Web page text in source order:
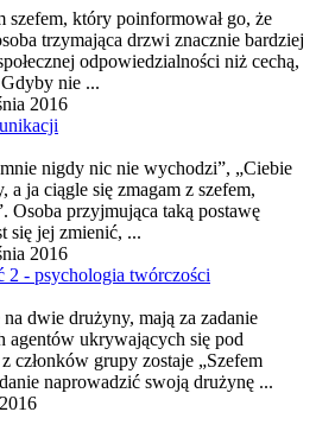
szefem, który poinformował go, że
trzymająca drzwi znacznie bardziej
odpowiedzialności niż cechą,
nie ...
2016
nigdy nic nie wychodzi”, „Ciebie
a ja ciągle się zmagam z szefem,
Osoba przyjmująca taką postawę
się jej zmienić, ...
2016
2 - psychologia twórczości
dwie drużyny, mają za zadanie
agentów ukrywających się pod
członków grupy zostaje „Szefem
naprowadzić swoją drużynę ...